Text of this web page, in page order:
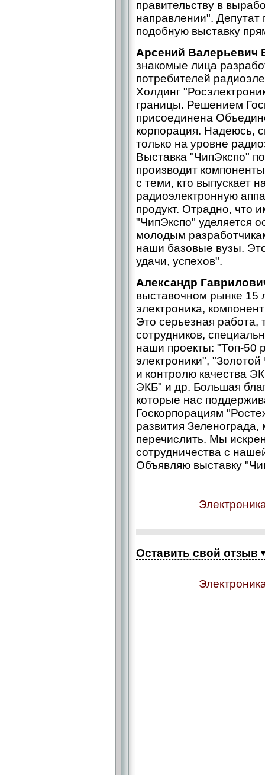
правительству в
направлении". Депутат
подобную выставку
Арсений Валерьевич
знакомые лица
потребителей
Холдинг
границы. Решением
присоединена
корпорация. Надеюсь,
только на уровне
Выставка "ЧипЭкспо"
производит
с теми, кто выпускает
радиоэлектронную
продукт. Отрадно, что
"ЧипЭкспо" уделяется
молодым
наши базовые вузы.
удачи, успехов".
Александр
выставочном рынке 15
электроника,
Это серьезная
сотрудников,
наши проекты: "Топ‑50
электроники",
и контролю качества
ЭКБ" и др. Большая
которые нас
Госкорпорациям
развития
перечислить. Мы
сотрудничества с
Объявляю выставку
Оставить свой отзыв